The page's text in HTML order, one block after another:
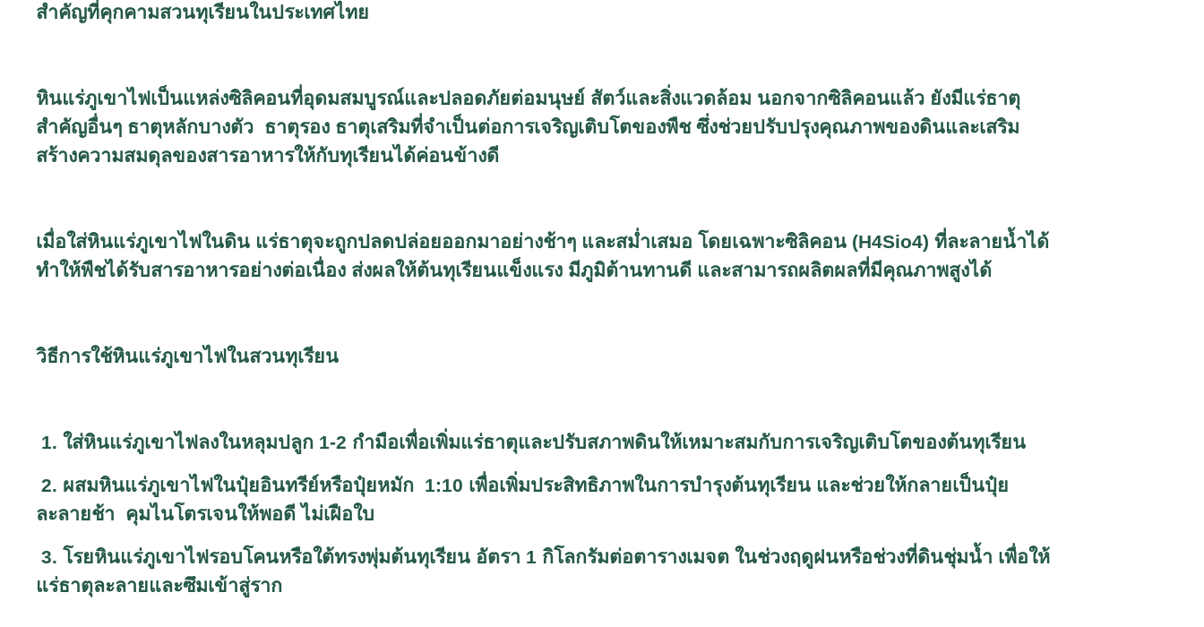
สำคัญที่คุกคามสวนทุเรียนในประเทศไทย
หินแร่ภูเขาไฟเป็นแหล่งซิลิคอนที่อุดมสมบูรณ์และปลอดภัยต่อมนุษย์ สัตว์และสิ่งแวดล้อม นอกจากซิลิคอนแล้ว ยังมีแร่ธาตุ
สำคัญอื่นๆ ธาตุหลักบางตัว ธาตุรอง ธาตุเสริมที่จำเป็นต่อการเจริญเติบโตของพืช ซึ่งช่วยปรับปรุงคุณภาพของดินและเสริม
สร้างความสมดุลของสารอาหารให้กับทุเรียนได้ค่อนข้างดี
เมื่อใส่หินแร่ภูเขาไฟในดิน แร่ธาตุจะถูกปลดปล่อยออกมาอย่างช้าๆ และสม่ำเสมอ โดยเฉพาะซิลิคอน (H4Sio4) ที่ละลายน้ำได้
ทำให้พืชได้รับสารอาหารอย่างต่อเนื่อง ส่งผลให้ต้นทุเรียนแข็งแรง มีภูมิต้านทานดี และสามารถผลิตผลที่มีคุณภาพสูงได้
วิธีการใช้หินแร่ภูเขาไฟในสวนทุเรียน
1. ใส่หินแร่ภูเขาไฟลงในหลุมปลูก 1-2 กำมือเพื่อเพิ่มแร่ธาตุและปรับสภาพดินให้เหมาะสมกับการเจริญเติบโตของต้นทุเรียน
2. ผสมหินแร่ภูเขาไฟในปุ๋ยอินทรีย์หรือปุ๋ยหมัก 1:10 เพื่อเพิ่มประสิทธิภาพในการบำรุงต้นทุเรียน และช่วยให้กลายเป็นปุ๋ย
ละลายช้า คุมไนโตรเจนให้พอดี ไม่เฝือใบ
3. โรยหินแร่ภูเขาไฟรอบโคนหรือใต้ทรงพุ่มต้นทุเรียน อัตรา 1 กิโลกรัมต่อตารางเมจต ในช่วงฤดูฝนหรือช่วงที่ดินชุ่มน้ำ เพื่อให้
แร่ธาตุละลายและซึมเข้าสู่ราก